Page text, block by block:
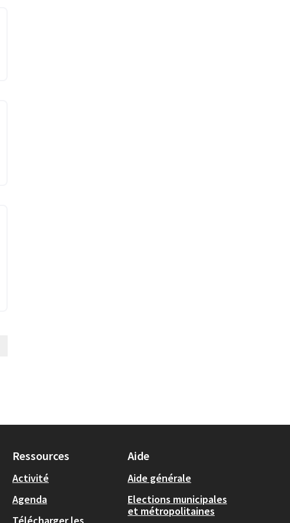
Ressources
Activité
Agenda
Aide
Aide générale
Elections municipales
et métropolitaines